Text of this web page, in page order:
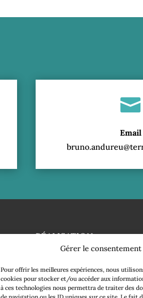
Gérer le
Pour offrir les meilleures expériences, nous
cookies pour stocker et/ou accéder aux
à ces technologies nous permettra de traiter des

Email
RÉALISATION